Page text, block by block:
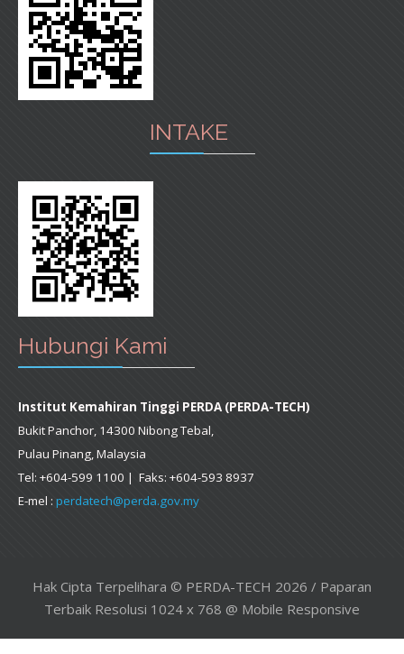
INTAKE
Hubungi Kami
Institut Kemahiran Tinggi PERDA (PERDA-TECH)
Bukit Panchor, 14300 Nibong Tebal,
Pulau Pinang, Malaysia
Tel: +604-599 1100 | Faks: +604-593 8937
E-mel : perdatech@perda.gov.my
Hak Cipta Terpelihara © PERDA-TECH 2026 / Paparan
Terbaik Resolusi 1024 x 768 @ Mobile Responsive